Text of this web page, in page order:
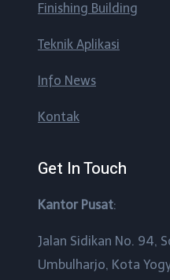
Finishing Building
Teknik Aplikasi
Info News
Kontak
Get In Touch
Kantor Pusat:
Jalan Sidikan No. 94,
Umbulharjo, Kota